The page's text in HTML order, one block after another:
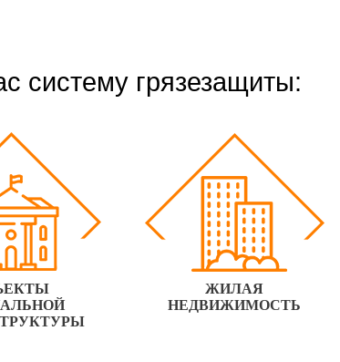
систему грязезащиты:
ЖИЛАЯ
НЕДВИЖИМОСТЬ